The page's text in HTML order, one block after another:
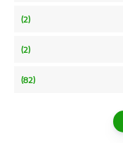
(2)
(2)
(82)